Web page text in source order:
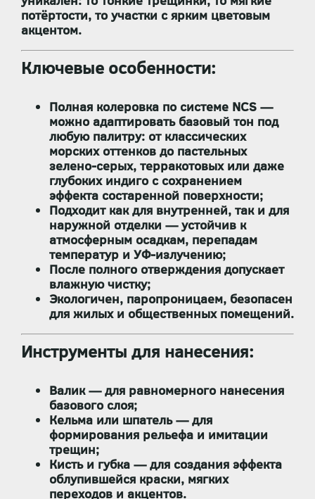
потёртости, то участки с ярким цветовым
акцентом.
Ключевые особенности:
Полная колеровка по системе NCS —
можно адаптировать базовый тон под
любую палитру: от классических
морских оттенков до пастельных
зелено-серых, терракотовых или даже
глубоких индиго с сохранением
эффекта состаренной поверхности;
Подходит как для внутренней, так и для
наружной отделки — устойчив к
атмосферным осадкам, перепадам
температур и УФ-излучению;
После полного отверждения допускает
влажную чистку;
Экологичен, паропроницаем, безопасен
для жилых и общественных помещений.
Инструменты для нанесения:
Валик— для равномерного нанесения
базового слоя;
Кельма или шпатель— для
формирования рельефа и имитации
трещин;
Кисть и губка — для создания эффекта
облупившейся краски, мягких
переходов и акцентов.